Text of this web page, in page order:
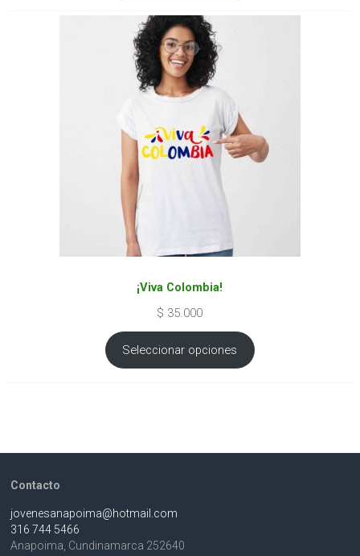
¡Viva Colombia!
$ 35.000
Seleccionar opciones
Contacto
jovenesanapoima@hotmail.com
316 744 5466
Anapoima Cundinamarca 252640